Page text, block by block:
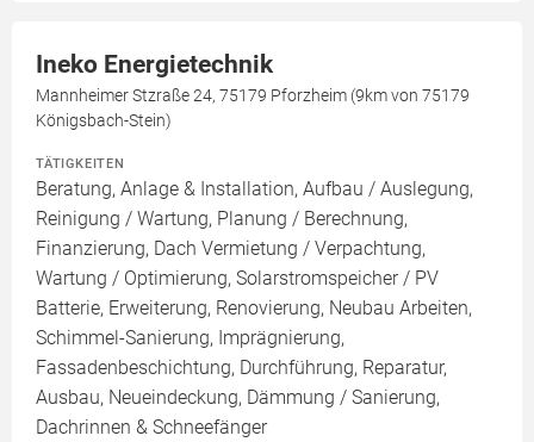
Ineko Energietechnik
Mannheimer Stzraße 24, 75179 Pforzheim (9km von 75179
Königsbach-Stein)
TÄTIGKEITEN
Beratung, Anlage & Installation, Aufbau / Auslegung,
Reinigung / Wartung, Planung / Berechnung,
Finanzierung, Dach Vermietung / Verpachtung,
Wartung / Optimierung, Solarstromspeicher / PV
Batterie, Erweiterung, Renovierung, Neubau Arbeiten,
Schimmel-Sanierung, Imprägnierung,
Fassadenbeschichtung, Durchführung, Reparatur,
Ausbau, Neueindeckung, Dämmung / Sanierung,
Dachrinnen & Schneefänger